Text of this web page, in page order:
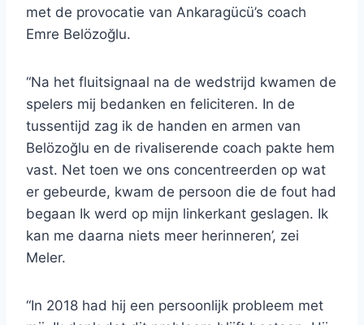
met de provocatie van Ankaragücü’s coach
Emre Belözoğlu.
“Na het fluitsignaal na de wedstrijd kwamen de
spelers mij bedanken en feliciteren. In de
tussentijd zag ik de handen en armen van
Belözoğlu en de rivaliserende coach pakte hem
vast. Net toen we ons concentreerden op wat
er gebeurde, kwam de persoon die de fout had
begaan Ik werd op mijn linkerkant geslagen. Ik
kan me daarna niets meer herinneren’, zei
Meler.
“In 2018 had hij een persoonlijk probleem met